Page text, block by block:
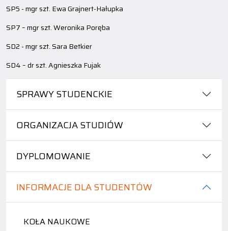
SPRAWY STUDENCKIE
ORGANIZACJA STUDIÓW
DYPLOMOWANIE
INFORMACJE DLA STUDENTÓW
KOŁA NAUKOWE
SP5 - mgr szt. Ewa Grajnert-Hałupka
SP7 – mgr szt. Weronika Poręba
SD2 - mgr szt. Sara Betkier
SD4 – dr szt. Agnieszka Fujak